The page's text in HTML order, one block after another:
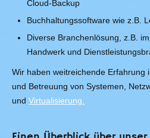
Cloud-Backup
Buchhaltungssoftware wie z.B.
Diverse Branchenlösung, z.B.
Handwerk und
Wir haben weitreichende Erfahrung
und Betreuung von Systemen,
und Virtualisierung.